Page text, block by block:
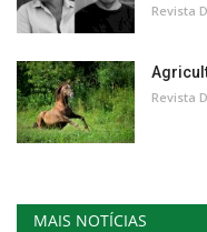
Revista
Revista
MAIS NOTÍCIAS